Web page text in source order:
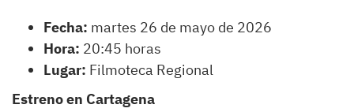
Fecha: martes 26 de mayo de 2026
Hora: 20:45 horas
Lugar: Filmoteca Regional
Estreno en Cartagena